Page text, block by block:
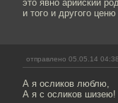
это явно арийский
и того и другого
отправлено 05.05.14 04:38
А я осликов люблю,
А я с осликов шизею!